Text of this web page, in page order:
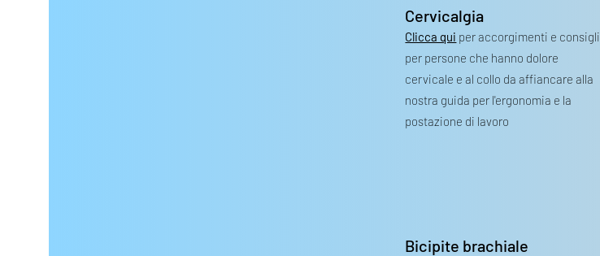
Cervicalgia
Clicca qui per accorgimenti e consigli
per persone che hanno dolore
cervicale e al collo da affiancare alla
nostra guida per l'ergonomia e la
postazione di lavoro
Bicipite brachiale